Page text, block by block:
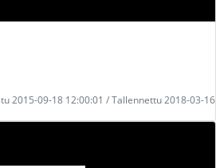
2015-09-18 12:00:01 / Tallennettu 2018-03-16